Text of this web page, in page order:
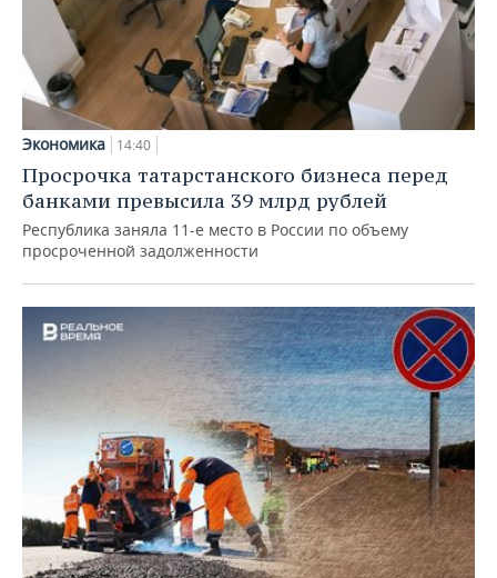
Экономика 14:40
Просрочка татарстанского бизнеса перед
банками превысила 39 млрд рублей
Республика заняла 11-е место в России по объему
просроченной задолженности